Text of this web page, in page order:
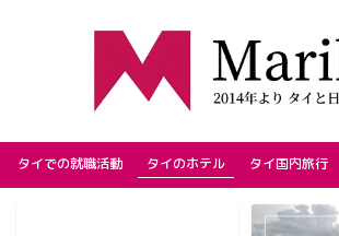
タイでの就職活動 タイのホテル タイ国内旅行